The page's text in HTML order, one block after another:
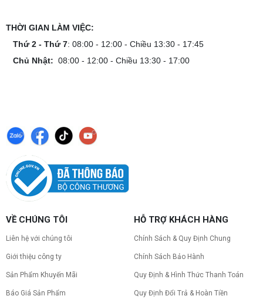
THỜI GIAN LÀM VIỆC:
Thứ 2 - Thứ 7: 08:00 - 12:00 - Chiều 13:30 - 17:45
Chủ Nhật: 08:00 - 12:00 - Chiều 13:30 - 17:00
VỀ CHÚNG TÔI
Liên hệ với chúng tôi
Giới thiệu công ty
Sản Phẩm Khuyến Mãi
Báo Giá Sản Phẩm
HỖ TRỢ KHÁCH HÀNG
Chính Sách & Quy Định Chung
Chính Sách Bảo Hành
Quy Định & Hình Thức Thanh Toán
Quy Định Đổi Trả & Hoàn Tiền